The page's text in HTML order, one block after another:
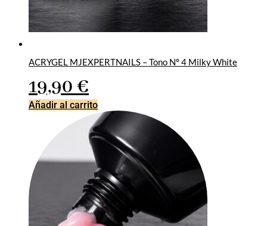
ACRYGEL MJEXPERTNAILS – Tono Nº 4 Milky White
19,90€
Añadir al carrito